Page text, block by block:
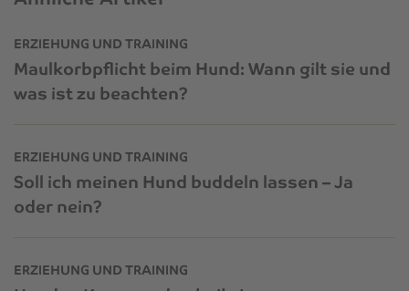
ERZIEHUNG UND TRAINING
Maulkorbpflicht beim Hund: Wann gilt sie und
was ist zu beachten?
ERZIEHUNG UND TRAINING
Soll ich meinen Hund buddeln lassen – Ja
oder nein?
ERZIEHUNG UND TRAINING